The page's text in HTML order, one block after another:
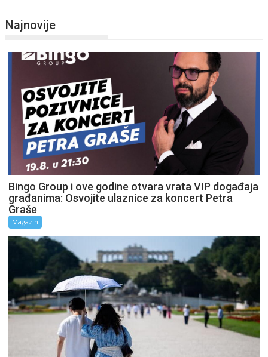
Najnovije
Bingo Group i ove godine otvara vrata VIP događaja
građanima: Osvojite ulaznice za koncert Petra
Graše
Magazin